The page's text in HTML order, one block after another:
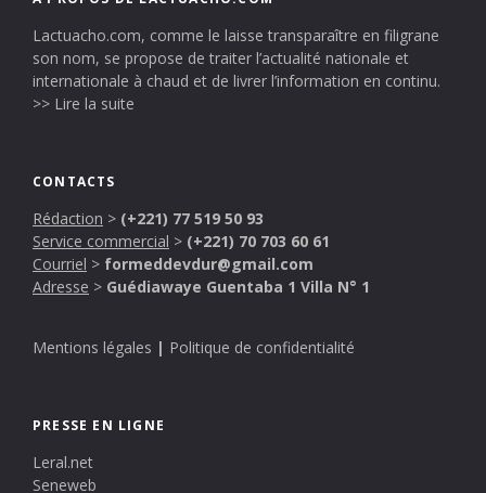
Lactuacho.com, comme le laisse transparaître en filigrane
son nom, se propose de traiter l’actualité nationale et
internationale à chaud et de livrer l’information en continu.
>> Lire la suite
CONTACTS
Rédaction > (+221) 77 519 50 93
Service commercial > (+221) 70 703 60 61
Courriel > formeddevdur@gmail.com
Adresse > Guédiawaye Guentaba 1 Villa N° 1
Mentions légales | Politique de confidentialité
PRESSE EN LIGNE
Leral.net
Seneweb